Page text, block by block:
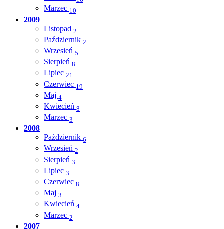
Marzec 10
2009
Listopad 2
Październik 2
Wrzesień 5
Sierpień 8
Lipiec 21
Czerwiec 19
Maj 4
Kwiecień 8
Marzec 3
2008
Październik 6
Wrzesień 2
Sierpień 3
Lipiec 3
Czerwiec 8
Maj 3
Kwiecień 4
Marzec 2
2007